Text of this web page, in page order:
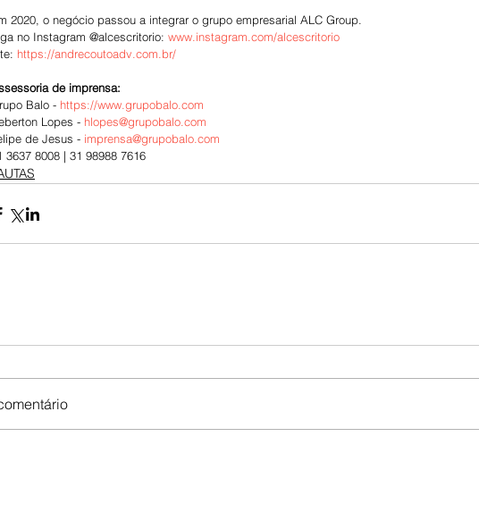
2020, o negócio passou a integrar o grupo empresarial ALC Group.
no Instagram @alcescritorio: www.instagram.com/alcescritorio
https://andrecoutoadv.com.br/
de imprensa:
Balo - https://www.grupobalo.com
Lopes - hlopes@grupobalo.com
de Jesus - imprensa@grupobalo.com
3637 8008 | 31 98988 7616